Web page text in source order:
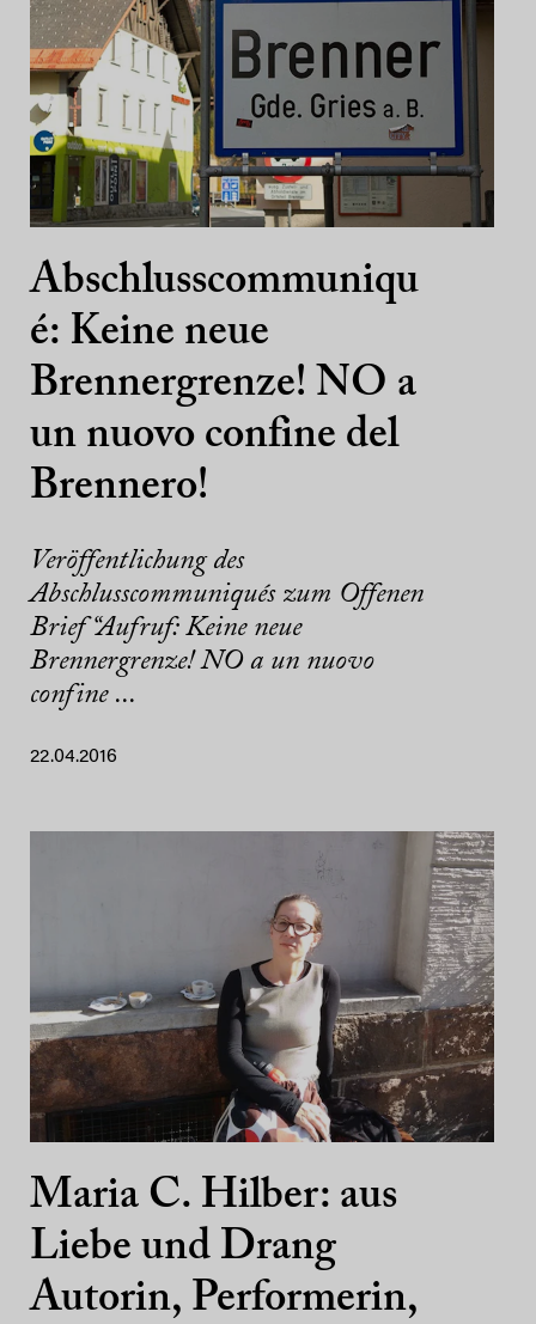
Abschlusscommuniqu
é: Keine neue
Brennergrenze! NO a
un nuovo confine del
Brennero!
Veröffentlichung des
Abschlusscommuniqués zum Offenen
Brief “Aufruf: Keine neue
Brennergrenze! NO a un nuovo
confine ...
22.04.2016
Maria C. Hilber: aus
Liebe und Drang
Autorin, Performerin,